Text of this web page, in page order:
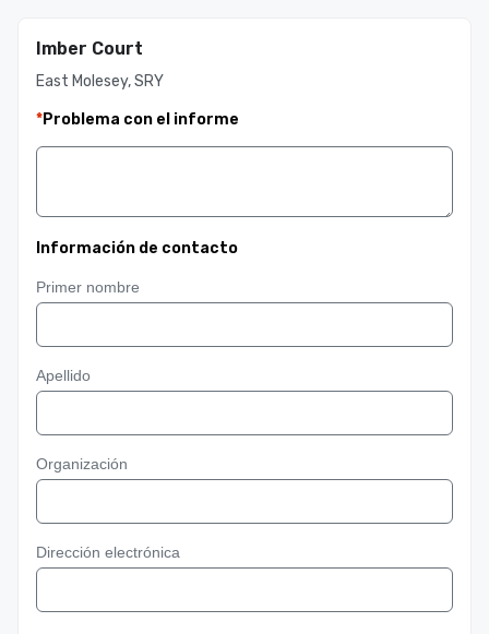
Imber Court
East Molesey, SRY
*Problema con el informe
Información de contacto
Primer nombre
Apellido
Organización
Dirección electrónica